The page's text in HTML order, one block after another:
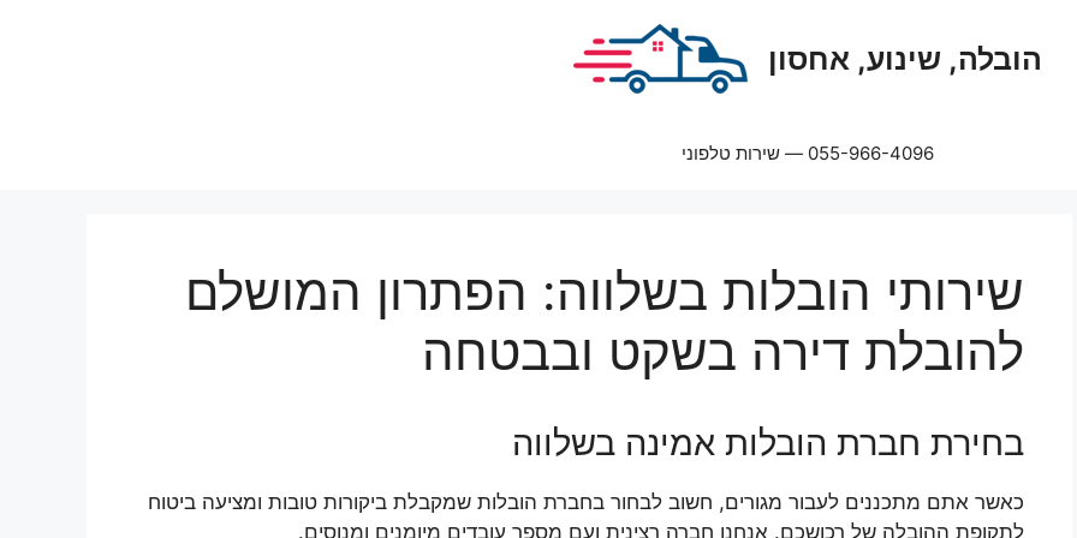
הובלה, שינוע, אחסון
055-966-4096 — שירות טלפוני
שירותי הובלות בשלווה: הפתרון המושלם
להובלת דירה בשקט ובבטחה
בחירת חברת הובלות אמינה בשלווה
כאשר אתם מתכננים לעבור מגורים, חשוב לבחור בחברת הובלות שמקבלת ביקורות טובות ומציעה ביטוח
לתקופת ההובלה של רכושכם. אנחנו חברה רצינית ועם מספר עובדים מיומנים ומנוסים.